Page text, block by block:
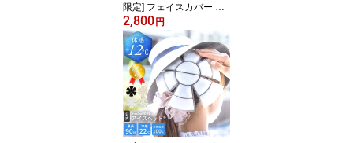
限定] フェイスカバー フ
ード付き uvカット uv 冷
感 紫外線カット UVカッ
ト率99%以上 -6.4℃ ひえ
りん 公式 紫外線対策 暑
さ対策 グッズ 熱中症対
策グッズ UPF50+ 接触冷
感 [MCFC02] 日焼け 紫外
線対策 めちゃクール
2,800円